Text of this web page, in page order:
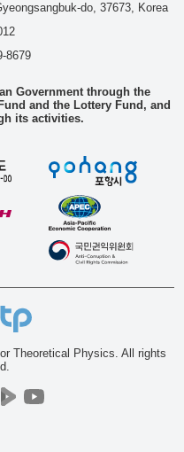
do, 37673, Korea
8679
Government through the
and the Lottery Fund, and
its activities.
Theoretical Physics. All rights